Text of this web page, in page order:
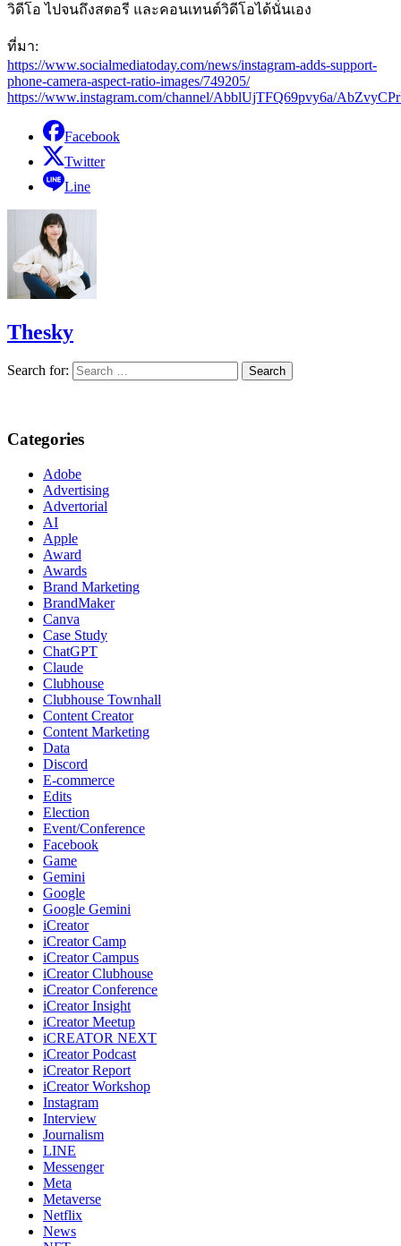
วิดีโอ ไปจนถึงสตอรี และคอนเทนต์วิดีโอได้นั่นเอง
ที่มา:
https://www.socialmediatoday.com/news/instagram-adds-support-
phone-camera-aspect-ratio-images/749205/
https://www.instagram.com/channel/AbblUjTFQ69pvy6a/
Facebook
Twitter
Line
Thesky
Search for:
Categories
Adobe
Advertising
Advertorial
AI
Apple
Award
Awards
Brand Marketing
BrandMaker
Canva
Case Study
ChatGPT
Claude
Clubhouse
Clubhouse Townhall
Content Creator
Content Marketing
Data
Discord
E-commerce
Edits
Election
Event/Conference
Facebook
Game
Gemini
Google
Google Gemini
iCreator
iCreator Camp
iCreator Campus
iCreator Clubhouse
iCreator Conference
iCreator Insight
iCreator Meetup
iCREATOR NEXT
iCreator Podcast
iCreator Report
iCreator Workshop
Instagram
Interview
Journalism
LINE
Messenger
Meta
Metaverse
Netflix
News